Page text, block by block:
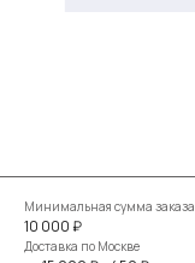
Минимальная сумма заказа
10 000 ₽
Доставка по Москве